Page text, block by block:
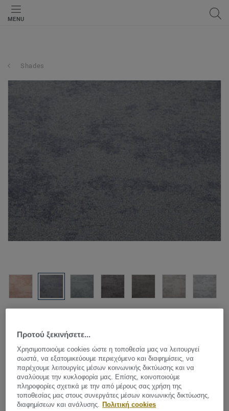
MENU
Shades
Shades - Shades AA28 8311
Colours and designs play a major role in the latest home
Προτού ξεκινήσετε...
Χρησιμοποιούμε cookies ώστε η τοποθεσία μας να λειτουργεί
σωστά, να εξατομικεύουμε περιεχόμενο και διαφημίσεις, να
παρέχουμε λειτουργίες μέσων κοινωνικής δικτύωσης και να
αναλύουμε την κυκλοφορία μας. Επίσης, κοινοποιούμε
πληροφορίες σχετικά με την από μέρους σας χρήση της
τοποθεσίας μας στους συνεργάτες μέσων κοινωνικής δικτύωσης,
διαφημίσεων και ανάλυσης. Πολιτική cookies